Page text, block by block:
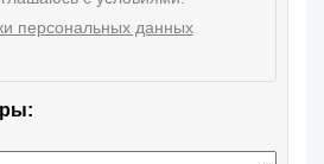
персональных данных